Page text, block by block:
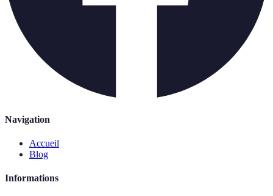
Navigation
Accueil
Blog
Informations